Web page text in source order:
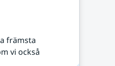
främsta
vi också